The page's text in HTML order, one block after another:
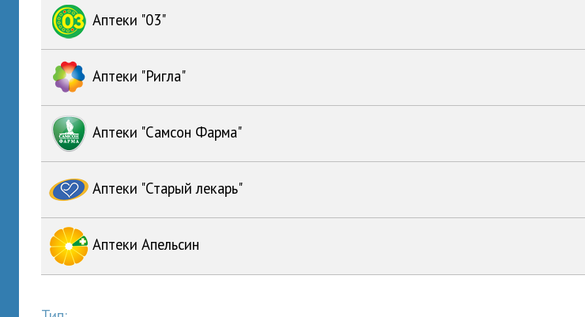
Аптеки "03"
Аптеки "Ригла"
Аптеки "Самсон Фарма"
Аптеки "Старый лекарь"
Аптеки Апельсин